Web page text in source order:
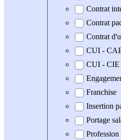
Contrat
Contrat
Contrat
CUI -
CUI - CIE
Franchise
Insertion
Portage